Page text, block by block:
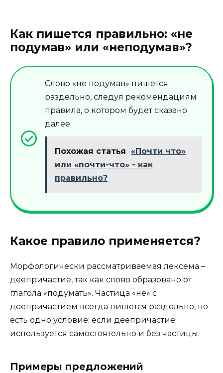
Как пишется правильно: «не
подумав» или «неподумав»?
Слово «не подумав» пишется
раздельно, следуя рекомендациям
правила, о котором будет сказано
далее.
Похожая статья
«Почти что»
или «почти-что» - как
правильно?
Какое правило применяется?
Морфологически рассматриваемая лексема –
деепричастие, так как слово образовано от
глагола «подумать». Частица «не» с
деепричастием всегда пишется раздельно, но
есть одно условие: если деепричастие
используется самостоятельно и без частицы.
Примеры предложений